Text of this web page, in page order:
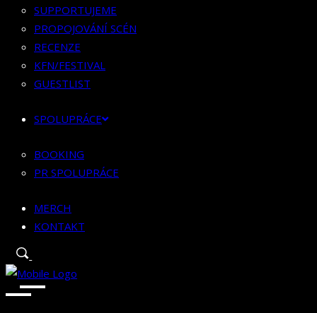
SPOLUPRÁCE
BOOKING
PR SPOLUPRÁCE
MERCH
SUPPORTUJEME
PROPOJOVÁNÍ SCÉN
RECENZE
KFN/FESTIVAL
GUESTLIST
SPOLUPRÁCE
BOOKING
PR SPOLUPRÁCE
MERCH
KONTAKT